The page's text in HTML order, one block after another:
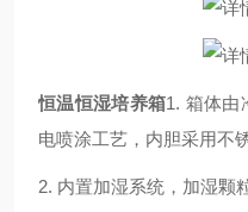
恒温恒湿培养箱1. 箱体由
电喷涂工艺 ，内胆采用不
2. 内置加湿系统，加湿颗